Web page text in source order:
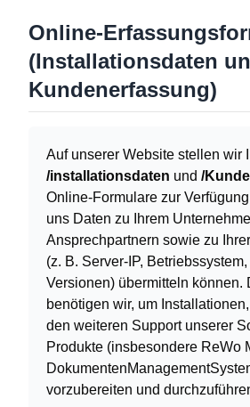
Online-
(Installationsdaten
Kundenerfassung)
Auf unserer Website stellen wir
/installationsdaten und /
Online-Formulare zur
uns Daten zu Ihrem
Ansprechpartnern sowie zu
(z. B. Server-IP,
Versionen) übermitteln können.
benötigen wir, um
den weiteren Support unserer
Produkte (insbesondere ReWo
vorzubereiten und